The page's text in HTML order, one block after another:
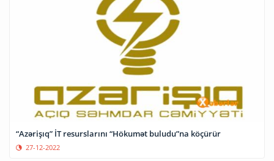
“Azərişıq” İT resurslarını “Hökumət buludu”na köçürür
27-12-2022